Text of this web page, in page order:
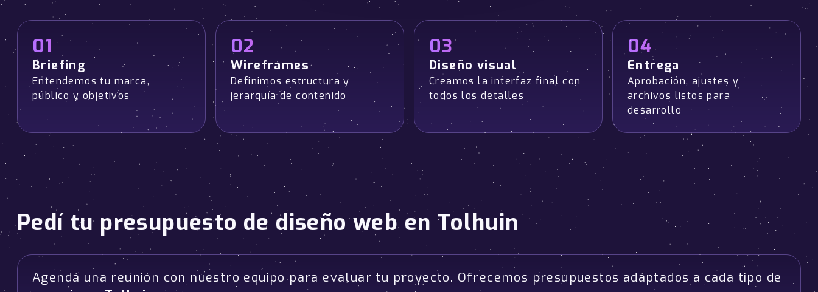
01
Briefing
Entendemos tu marca,
público y objetivos
02
Wireframes
Definimos estructura y
jerarquía de contenido
03
Diseño visual
Creamos la interfaz final con
todos los detalles
04
Entrega
Aprobación, ajustes y
archivos listos para
desarrollo
Pedí tu presupuesto de diseño web en Tolhuin
Agendá una reunión con nuestro equipo para evaluar tu proyecto. Ofrecemos presupuestos adaptados a cada tipo de